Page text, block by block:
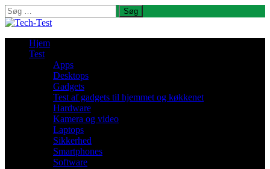
Søg
efter:
Hjem
Test
Apps
Desktops
Gadgets
Test af gadgets til hjemmet og køkkenet
Hardware
Kamera og video
Laptops
Sikkerhed
Smartphones
Software